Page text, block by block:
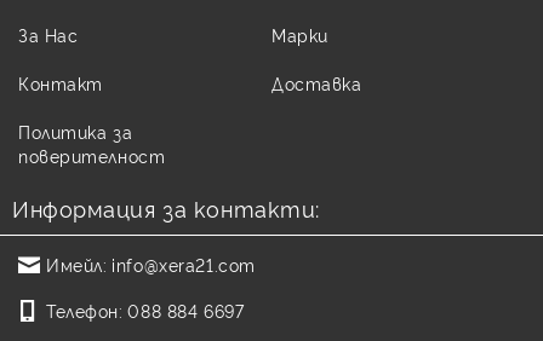
За Нас
Контакт
Политика за
поверителност
Марки
Доставка
Информация за контакти:
Имейл: info@xera21.com
Телефон: 088 884 6697